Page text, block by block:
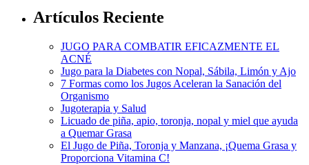
Artículos Reciente
JUGO PARA COMBATIR EFICAZMENTE EL
ACNÉ
Jugo para la Diabetes con Nopal, Sábila, Limón y Ajo
7 Formas como los Jugos Aceleran la Sanación del
Organismo
Jugoterapia y Salud
Licuado de piña, apio, toronja, nopal y miel que ayuda
a Quemar Grasa
El Jugo de Piña, Toronja y Manzana, ¡Quema Grasa y
Proporciona Vitamina C!